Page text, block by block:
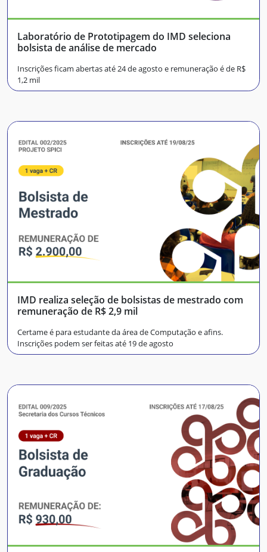
Laboratório de Prototipagem do IMD seleciona
bolsista de análise de mercado
Inscrições ficam abertas até 24 de agosto e remuneração é de R$
1,2 mil
IMD realiza seleção de bolsistas de mestrado com
remuneração de R$ 2,9 mil
Certame é para estudante da área de Computação e afins.
Inscrições podem ser feitas até 19 de agosto